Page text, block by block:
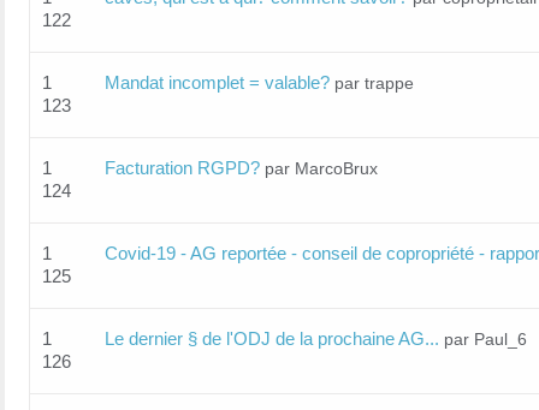
122
1
123
Mandat incomplet = valable? par trappe
1
124
Facturation RGPD? par MarcoBrux
1
125
Covid-19 - AG reportée - conseil de copropriété -
1
126
Le dernier § de l'ODJ de la prochaine AG... par Paul_6